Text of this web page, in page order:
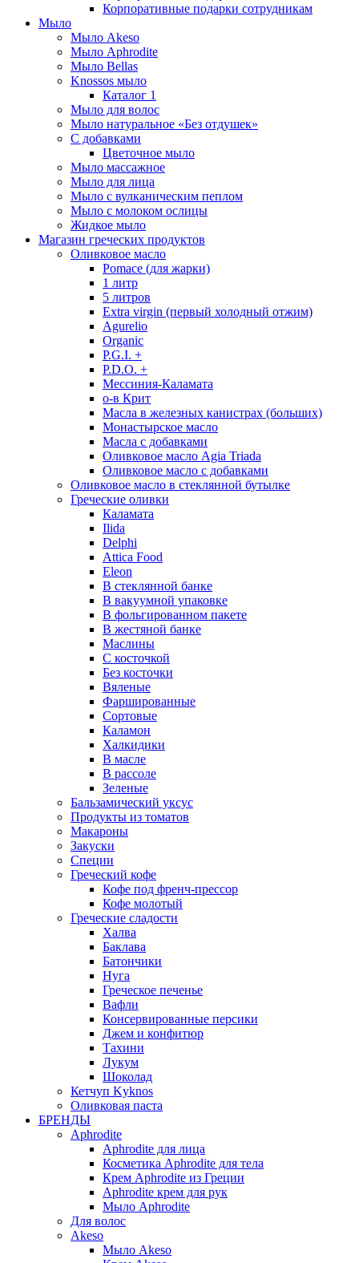
Корпоративные подарки сотрудникам
Мыло
Мыло Akeso
Мыло Aphrodite
Мыло Bellas
Knossos мыло
Каталог 1
Мыло для волос
Мыло натуральное «Без отдушек»
С добавками
Цветочное мыло
Мыло массажное
Мыло для лица
Мыло с вулканическим пеплом
Мыло с молоком ослицы
Жидкое мыло
Магазин греческих продуктов
Оливковое масло
Pomace (для жарки)
1 литр
5 литров
Extra virgin (первый холодный отжим)
Agurelio
Organic
P.G.I. +
P.D.O. +
Мессиния-Каламата
о-в Крит
Масла в железных канистрах (больших)
Монастырское масло
Масла с добавками
Оливковое масло Agia Triada
Оливковое масло с добавками
Оливковое масло в стеклянной бутылке
Греческие оливки
Каламата
Ilida
Delphi
Attica Food
Eleon
В стеклянной банке
В вакуумной упаковке
В фольгированном пакете
В жестяной банке
Маслины
С косточкой
Без косточки
Вяленые
Фаршированные
Сортовые
Каламон
Халкидики
В масле
В рассоле
Зеленые
Бальзамический уксус
Продукты из томатов
Макароны
Закуски
Специи
Греческий кофе
Кофе под френч-прессор
Кофе молотый
Греческие сладости
Халва
Баклава
Батончики
Нуга
Греческое печенье
Вафли
Консервированные персики
Джем и конфитюр
Тахини
Лукум
Шоколад
Кетчуп Kyknos
Оливковая паста
БРЕНДЫ
Aphrodite
Aphrodite для лица
Косметика Aphrodite для тела
Крем Aphrodite из Греции
Aphrodite крем для рук
Мыло Aphrodite
Для волос
Akeso
Мыло Akeso